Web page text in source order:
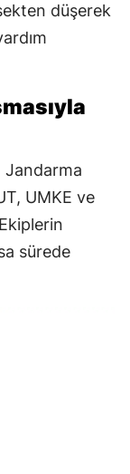
düşerek
Jandarma
UMKE ve
sürede